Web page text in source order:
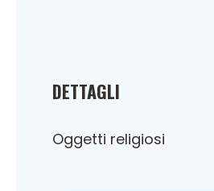
DETTAGLI
Oggetti religiosi